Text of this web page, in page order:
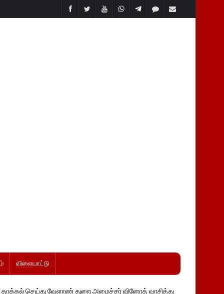
விளையாட்டு
துறை அமைச்சர் வினோத் வாசித்து வருகிறார். �.